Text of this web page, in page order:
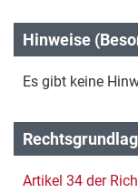
Hinweise
Es gibt keine
Artikel 34 der